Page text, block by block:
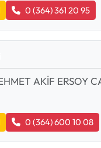
0 (364) 361 20 95
AKİF ERSOY
0 (364) 600 10 08